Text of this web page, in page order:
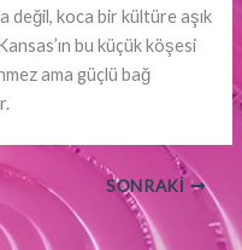
değil, koca bir kültüre aşık
bu küçük köşesi
ama güçlü bağ
SONRAKI